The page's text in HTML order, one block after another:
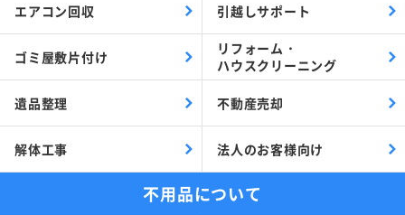
エアコン回収 引越しサポート
ゴミ屋敷片付け
リフォーム・
ハウスクリーニング
遺品整理 不動産売却
解体工事 法人のお客様向け
不用品について